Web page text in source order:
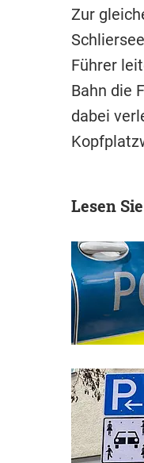
Zur
Führer
Bahn die
dabei
Lesen